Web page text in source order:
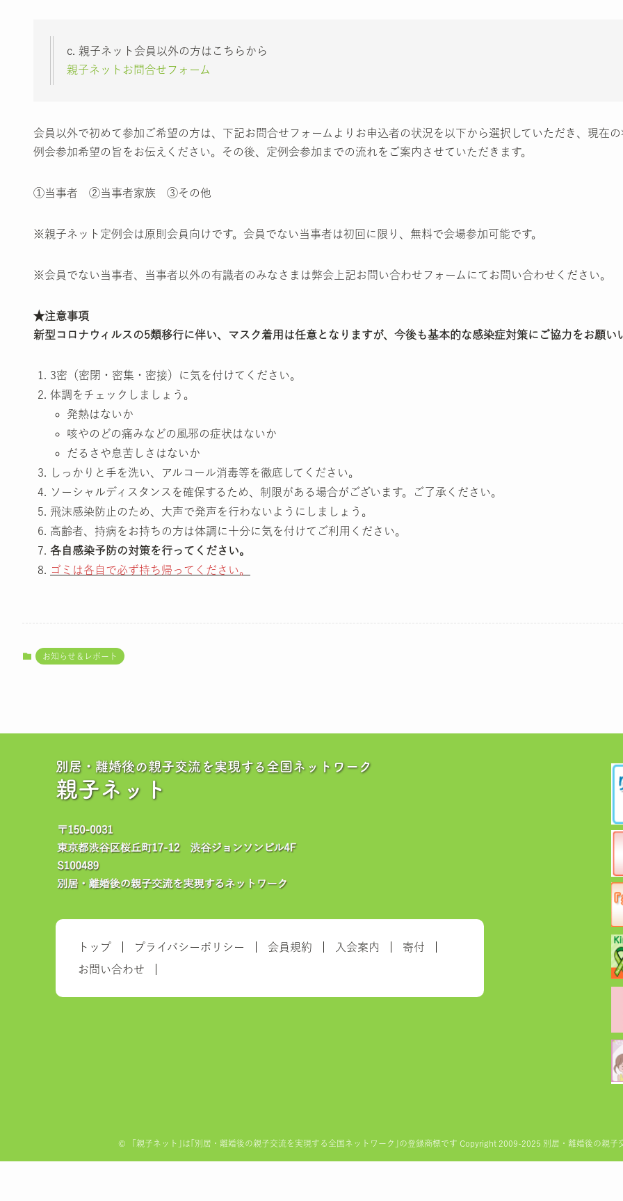
c. 親子ネット会員以外の方はこちらから
親子ネットお問合せフォーム
会員以外で初めて参加ご希望の方は、下記お問合せフォームよりお申込者の状況を以下から選択していただき、現在
例会参加希望の旨をお伝えください。その後、定例会参加までの流れをご案内させていただきます。
①当事者 ②当事者家族 ③その他
※親子ネット定例会は原則会員向けです。会員でない当事者は初回に限り、無料で会場参加可能です。
※会員でない当事者、当事者以外の有識者のみなさまは弊会上記お問い合わせフォームにてお問い合わせください。
★注意事項
新型コロナウィルスの5類移行に伴い、マスク着用は任意となりますが、今後も基本的な感染症対策にご協力をお願い
3密（密閉・密集・密接）に気を付けてください。
体調をチェックしましょう。
発熱はないか
咳やのどの痛みなどの風邪の症状はないか
だるさや息苦しさはないか
しっかりと手を洗い、アルコール消毒等を徹底してください。
ソーシャルディスタンスを確保するため、制限がある場合がございます。ご了承ください。
飛沫感染防止のため、大声で発声を行わないようにしましょう。
高齢者、持病をお持ちの方は体調に十分に気を付けてご利用ください。
各自感染予防の対策を行ってください。
ゴミは各自で必ず持ち帰ってください。
お知らせ＆レポート
別居・離婚後の親子交流を実現する全国ネットワーク
親子ネット
トップ プライバシーポリシー 会員規約 入会案内
寄付
お問い合わせ
© 「親子ネット｣は｢別居・離婚後の親子交流を実現する全国ネットワーク｣の登録商標です Copyright 2009-2025 別居・離婚後の親